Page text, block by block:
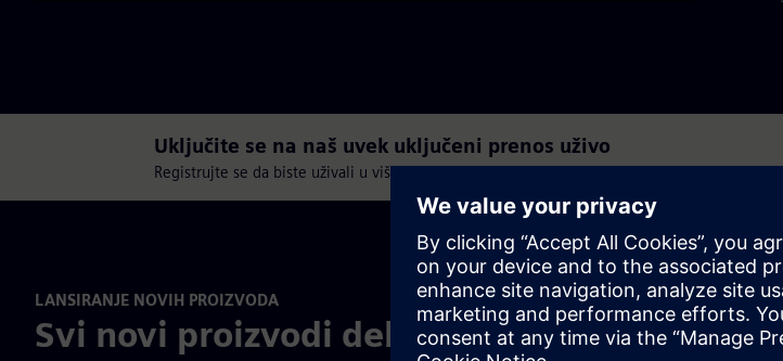
Uključite se na naš uvek uključeni prenos uživo
Registrujte se da biste uživali u više nagrada i otključali ekskluzivne pakete informacija!
LANSIRANJE NOVIH PROIZVODA
Svi novi proizvodi debituju na samitu